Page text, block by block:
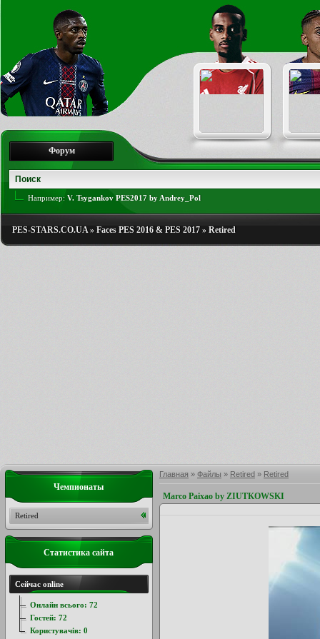
Форум
Например: V. Tsygankov PES2017 by Andrey_Pol
PES-STARS.CO.UA» Faces PES 2016 & PES 2017 » Retired
Главная » Файлы » Retired » Retired
Marco Paixao by ZIUTKOWSKI
Чемпионаты
Retired
Статистика сайта
Сейчас online
Онлайн всього: 72
Гостей: 72
Користувачів: 0